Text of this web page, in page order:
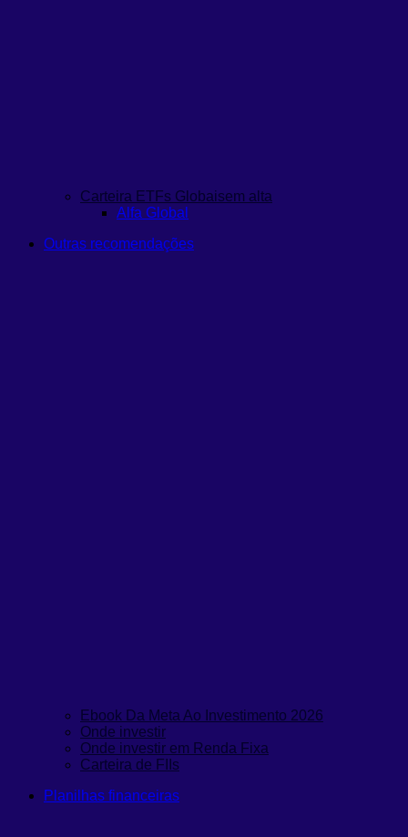
Carteira ETFs Globaisem alta
Alfa Global
Outras recomendações
Ebook Da Meta Ao Investimento 2026
Onde investir
Onde investir em Renda Fixa
Carteira de FIIs
Planilhas financeiras